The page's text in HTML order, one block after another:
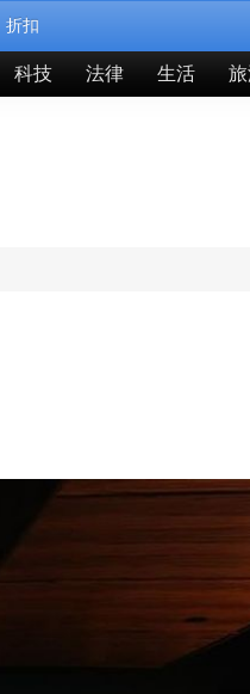
折扣
科技 法律 生活